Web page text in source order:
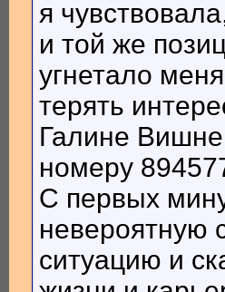
я
и той же
угнетало
терять
Галине
номеру
С первых
невероятную
ситуацию и